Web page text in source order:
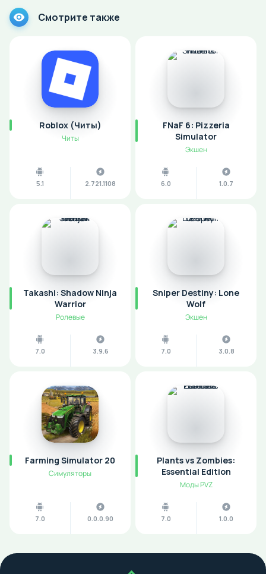
Смотрите также
Roblox (Читы)
Читы
5.1 2.721.1108
FNaF 6: Pizzeria
Simulator
Экшен
6.0 1.0.7
Takashi: Shadow Ninja
Warrior
Ролевые
7.0 3.9.6
Sniper Destiny: Lone
Wolf
Экшен
7.0 3.0.8
Farming Simulator 20
Симуляторы
7.0 0.0.0.90
Plants vs Zombies:
Essential Edition
Моды PVZ
7.0 1.0.0